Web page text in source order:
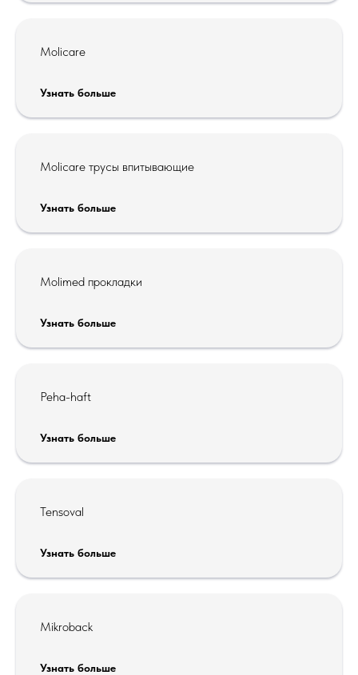
Molicare
Узнать больше
Molicare трусы впитывающие
Узнать больше
Molimed прокладки
Узнать больше
Peha-haft
Узнать больше
Tensoval
Узнать больше
Mikroback
Узнать больше